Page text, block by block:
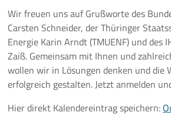
ThEEN-Innovationsdialog
ThEEN-Kongress
ThEEN-Talk
Politische Formate
Wir freuen uns auf Grußworte des
Carsten Schneider, der Thüringer
Energie Karin Arndt (TMUENF) und des
Zaiß. Gemeinsam mit Ihnen und
wollen wir in Lösungen denken und die
erfolgreich gestalten. Jetzt anmelden
Hier direkt Kalendereintrag speichern: